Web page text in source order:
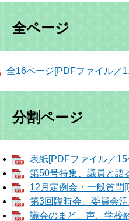
全ページ
全16ページ[PDFファイル／
分割ページ
表紙[PDFファイル／
第50号特集、議員と語
12月定例会・一般質問
第3回臨時会、委員会
議会のまど、声、学校